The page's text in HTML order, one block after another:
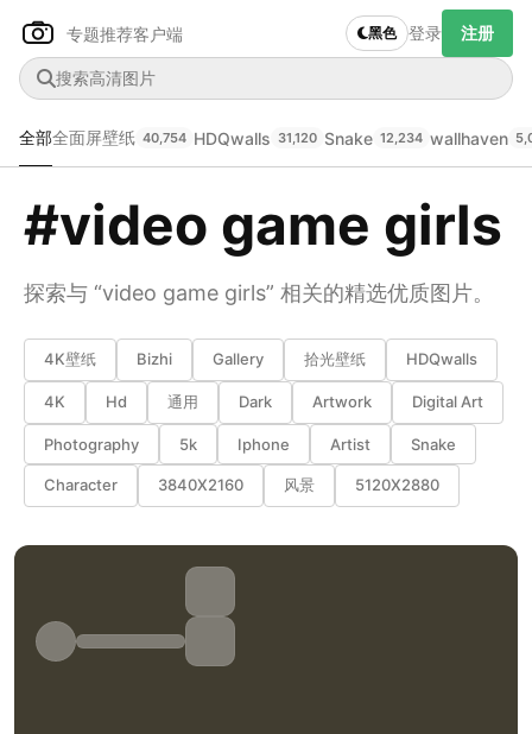
专题推荐客户端 黑色 登录 注册
全部全面屏壁纸 40,754 HDQwalls 31,120 Snake 12,234 wallhaven
#video game girls
探索与 “video game girls” 相关的精选优质图片。
4K壁纸 Bizhi Gallery 拾光壁纸 HDQwalls
4K Hd 通用 Dark Artwork Digital Art
Photography 5k Iphone Artist Snake
Character 3840X2160 风景 5120X2880
Author Name
@author
下载原图
查看
-- --
分类
--
主色调
--
发布
在主题许可下可免费使用
正在生成支付二维码...